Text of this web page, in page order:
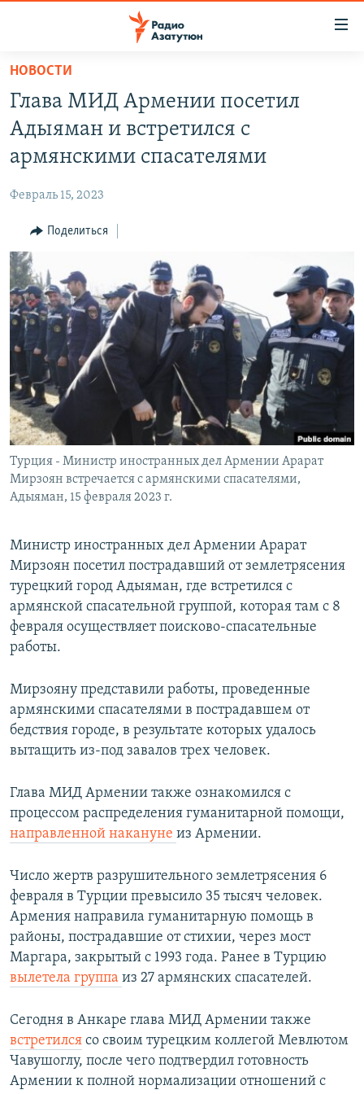
Перейти
основному
содержанию
основной
навигации
Перейти
поиску
ЭКОНОМИКА
РЕГИОН
НАГОРНЫЙ КАРАБАХ
КУЛЬТУРА
СПОРТ
АРХИВ
Հայերեն
English
Русский
Все сайты Радио Азатутюн
НОВОСТИ
Глава МИД Армении посетил
Адыяман и встретился с
армянскими спасателями
Февраль 15, 2023
Поделиться
Турция - Министр иностранных дел Армении Арарат
Мирзоян встречается с армянскими спасателями,
Адыяман, 15 февраля 2023 г.
Министр иностранных дел Армении Арарат
Мирзоян посетил пострадавший от землетрясения
турецкий город Адыяман, где встретился с
армянской спасательной группой, которая там с 8
февраля осуществляет поисково-спасательные
работы.
Мирзояну представили работы, проведенные
армянскими спасателями в пострадавшем от
бедствия городе, в результате которых удалось
вытащить из-под завалов трех человек.
Глава МИД Армении также ознакомился с
процессом распределения гуманитарной помощи,
направленной накануне из Армении.
Число жертв разрушительного землетрясения 6
февраля в Турции превысило 35 тысяч человек.
Армения направила гуманитарную помощь в
районы, пострадавшие от стихии, через мост
Маргара, закрытый с 1993 года. Ранее в Турцию
вылетела группа из 27 армянских спасателей.
Сегодня в Анкаре глава МИД Армении также
встретился со своим турецким коллегой Мевлютом
Чавушоглу, после чего подтвердил готовность
Армении к полной нормализации отношений с